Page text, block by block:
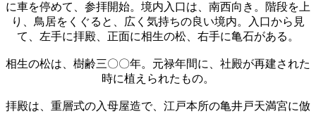
に車を停めて、参拝開始。境内入口は、南西向き。階段を上
り、鳥居をくぐると、広く気持ちの良い境内。入口から見
て、左手に拝殿、正面に相生の松、右手に亀石がある。
相生の松は、樹齢三〇〇年。元禄年間に、社殿が再建された
時に植えられたもの。
拝殿は、重層式の入母屋造で、江戸本所の亀井戸天満宮に倣